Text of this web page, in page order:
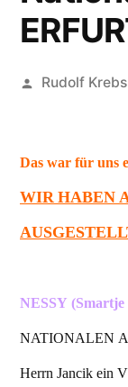
Veröffentlicht
Rudolf Krebs
Das war für uns
WIR HABEN
NESSY
NATIONALEN
Herrn Jancik ein